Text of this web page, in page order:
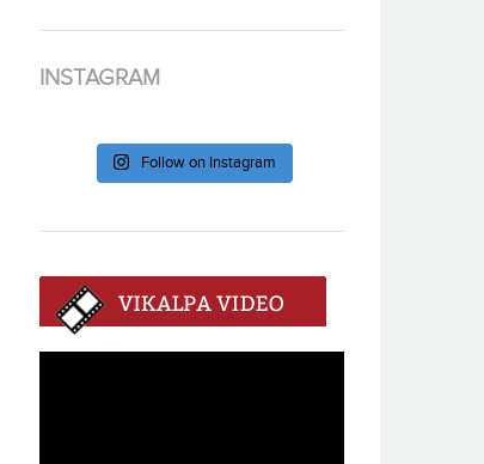
INSTAGRAM
Follow on Instagram